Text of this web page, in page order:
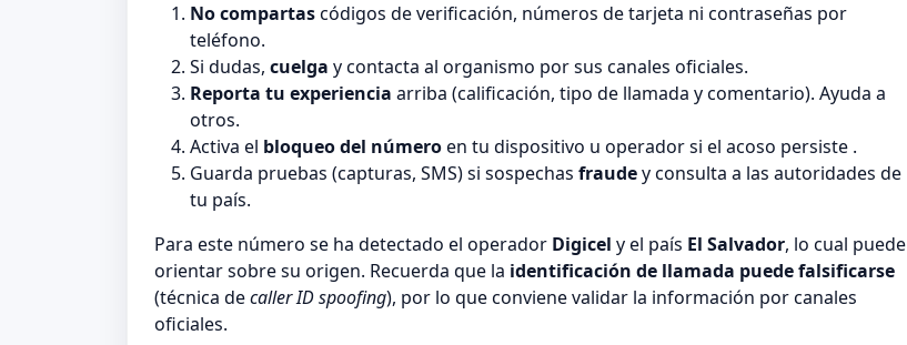
No compartascódigos de verificación, números de tarjeta ni contraseñas por
teléfono.
Si dudas, cuelga y contacta al organismo por sus canales oficiales.
Reporta tu experiencia arriba (calificación, tipo de llamada y comentario). Ayuda a
otros.
Activa el bloqueo del númeroen tu dispositivo u operador si el acoso persiste .
Guarda pruebas (capturas, SMS) si sospechas fraudey consulta a las autoridades de
tu país.
Para este número se ha detectado el operador Digicel y el país El Salvador, lo cual puede
orientar sobre su origen. Recuerda que la identificación de llamada puede falsificarse
(técnica decaller ID spoofing), por lo que conviene validar la información por canales
oficiales.